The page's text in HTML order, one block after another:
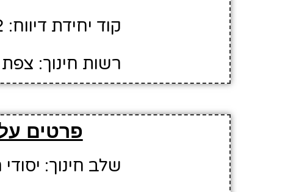
קוד יחידת דיווח: 2
רשות חינוך: צפת
פרטים
שלב חינוך: